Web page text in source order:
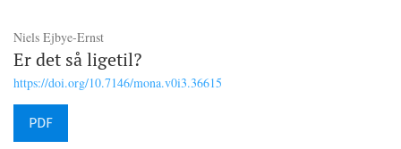
Niels Ejbye-Ernst
Er det så ligetil?
https://doi.org/10.7146/mona.v0i3.36615
PDF